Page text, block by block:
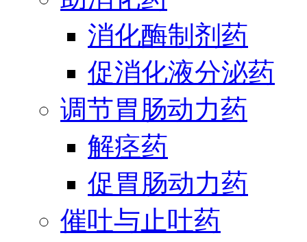
消化酶制剂药
促消化液分泌药
调节胃肠动力药
解痉药
促胃肠动力药
催吐与止吐药